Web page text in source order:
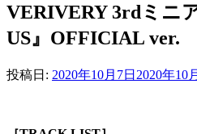
VERIVERY 3rdミニ
US』OFFICIAL ver.
投稿日: 2020年10月7日 2020年10